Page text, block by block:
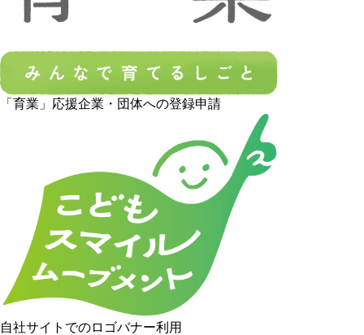
「育業」応援企業・団体への登録申請
自社サイトでのロゴバナー利用